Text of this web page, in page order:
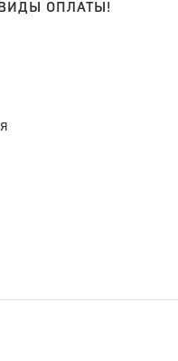
ОПЛАТЫ!